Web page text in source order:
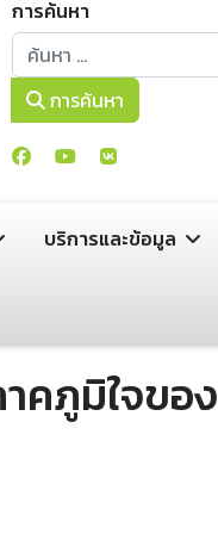
การค้นหา
การค้นหา
การค้นหา
บริการและข้อมูล
คภูมิใจของ